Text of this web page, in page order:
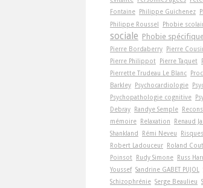
Fontaine Philippe Guichenez
Philippe Roussel
Phobie
sociale Phobie
Pierre Bordaberry Pierre
Pierre Philippot Pierre Taquet
Pierrette Trudeau Le Blanc
Barkley Psychocardiologie
Psychopathologie cognitive
Debray Randye Semple
mémoire Relaxation Renaud
Shankland
Rémi Neveu
Robert Ladouceur Roland
Poinsot Rudy Simone Russ
Youssef Sandrine GABET PUJOL
Schizophrénie Serge Beaulieu